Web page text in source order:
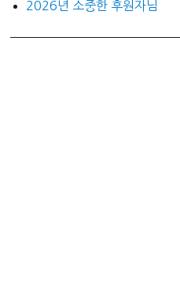
2026년 소중한 후원자님